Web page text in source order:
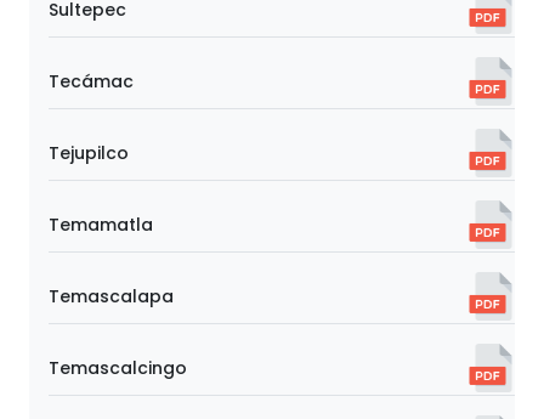
Sultepec
Tecámac
Tejupilco
Temamatla
Temascalapa
Temascalcingo